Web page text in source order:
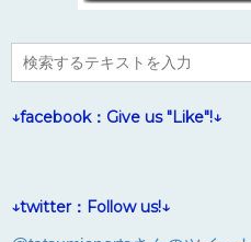
↓facebook：Give us "Like"!↓
↓twitter：Follow us!↓